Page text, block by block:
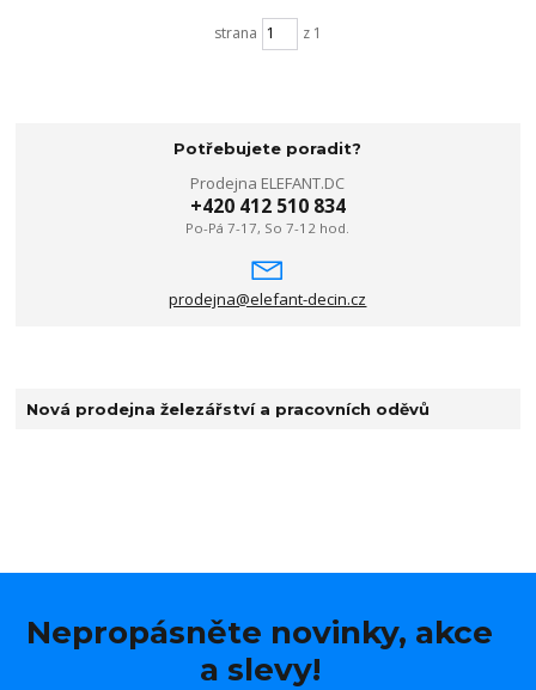
strana z 1
Potřebujete poradit?
Prodejna ELEFANT.DC
+420 412 510 834
Po-Pá 7-17, So 7-12 hod.
prodejna@elefant-decin.cz
Nová prodejna železářství a pracovních oděvů
Nepropásněte novinky, akce
a slevy!